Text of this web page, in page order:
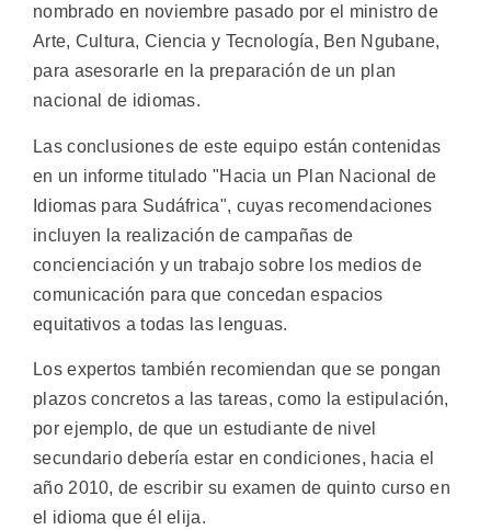
nombrado en noviembre pasado por el ministro de
Arte, Cultura, Ciencia y Tecnología, Ben Ngubane,
para asesorarle en la preparación de un plan
nacional de idiomas.
Las conclusiones de este equipo están contenidas
en un informe titulado "Hacia un Plan Nacional de
Idiomas para Sudáfrica", cuyas recomendaciones
incluyen la realización de campañas de
concienciación y un trabajo sobre los medios de
comunicación para que concedan espacios
equitativos a todas las lenguas.
Los expertos también recomiendan que se pongan
plazos concretos a las tareas, como la estipulación,
por ejemplo, de que un estudiante de nivel
secundario debería estar en condiciones, hacia el
año 2010, de escribir su examen de quinto curso en
el idioma que él elija.